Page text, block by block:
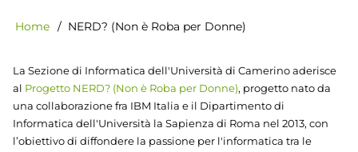
principale
Briciole
pane
Home NERD? (Non è Roba per Donne)
La Sezione di Informatica dell'Università di Camerino aderisce
al Progetto NERD? (Non è Roba per Donne), progetto nato da
una collaborazione fra IBM Italia e il Dipartimento di
Informatica dell'Università la Sapienza di Roma nel 2013, con
l’obiettivo di diffondere la passione per l'informatica tra le